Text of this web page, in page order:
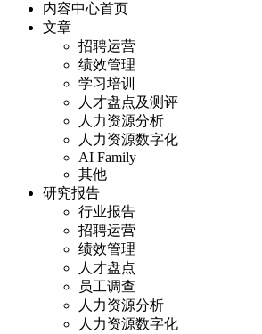
内容中心首页
文章
招聘运营
绩效管理
学习培训
人才盘点及测评
人力资源分析
人力资源数字化
AI Family
其他
研究报告
行业报告
招聘运营
绩效管理
人才盘点
员工调查
人力资源分析
人力资源数字化